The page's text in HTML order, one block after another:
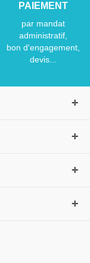
PAIEMENT
par mandat
administratif,
bon d'engagement,
devis...